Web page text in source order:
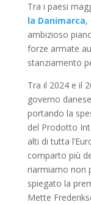
Tra i paesi
la Danimarca,
ambizioso
forze armate
stanziamento
Tra il 2024 e il
governo
portando la
del Prodotto
alti di tutta
comparto più
riarmiamo non
spiegato la
Mette